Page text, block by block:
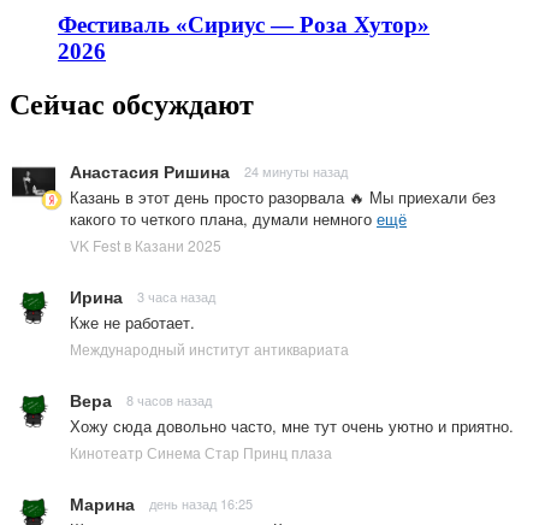
Фестиваль «Сириус — Роза Хутор»
2026
Сейчас обсуждают
Анастасия Ришина 24 минуты назад
Казань в этот день просто разорвала 🔥 Мы приехали без
какого то четкого плана, думали немного ещё
VK Fest в Казани 2025
Ирина 3 часа назад
Кже не работает.
Международный институт антиквариата
Вера 8 часов назад
Хожу сюда довольно часто, мне тут очень уютно и приятно.
Кинотеатр Синема Стар Принц плаза
Марина день назад 16:25